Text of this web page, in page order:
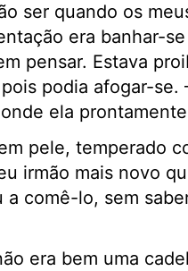
ser quando os
era banhar-
pensar. Estava
podia afogar-se.
ela
pele, temperado
irmão mais novo
comê-lo, sem
era bem uma